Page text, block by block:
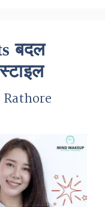
बदल
Rathore